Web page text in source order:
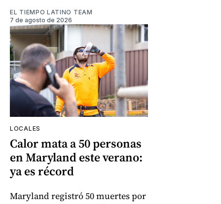
EL TIEMPO LATINO TEAM
7 de agosto de 2026
LOCALES
Calor mata a 50 personas
en Maryland este verano:
ya es récord
Maryland registró 50 muertes por